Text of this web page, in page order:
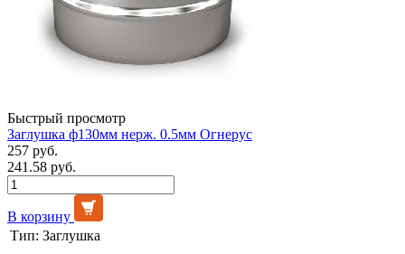
Быстрый просмотр
Заглушка ф130мм нерж. 0.5мм Огнерус
257 руб.
241.58 руб.
В корзину
Тип: Заглушка